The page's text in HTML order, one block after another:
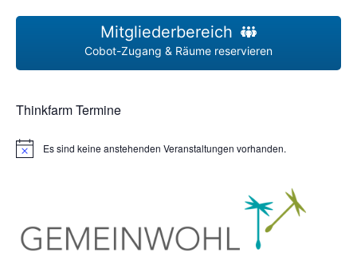
Mitgliederbereich
Cobot-Zugang & Räume reservieren
Thinkfarm Termine
H
Es sind keine anstehenden Veranstaltungen vorhanden.